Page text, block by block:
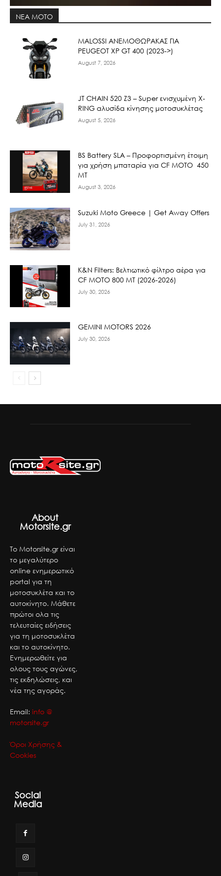
ΝΕΑ MOTO
ΜΑLOSSI ΑΝΕΜΟΘΩΡΑΚΑΣ ΓΙΑ
PEUGEOT XP GT 400 (2023->)
August 7, 2026
JT CHAIN 520 Ζ3 – Super ενισχυμένη X-
RING αλυσίδα κίνησης μοτοσυκλέτας
August 5, 2026
BS Battery SLA – Προφορτισμένη έτοιμη
για χρήση μπαταρία για CF MOTO 450
MT
August 3, 2026
Suzuki Moto Greece | Get Away Offers
July 31, 2026
K&N Filters: Βελτιωτικό φίλτρο αέρα για
CF ΜΟΤΟ 800 ΜΤ (2026-2026)
July 30, 2026
GEMINI MOTORS 2026
July 30, 2026
About
Motorsite.gr
Το Motorsite.gr είναι
το μεγαλύτερο
online ενημερωτικό
portal για τη
μοτοσυκλέτα και το
αυτοκίνητο. Μάθετε
πρώτοι ολα τις
τελευταίες ειδήσεις
για τη μοτοσυκλέτα
και το αυτοκίνητο.
Ενημερωθείτε για
ολους τους αγώνες,
τις εκδηλώσεις, και
νέα της αγοράς.
Email: info @
motorsite.gr
Όροι Χρήσης &
Cookies
Social
Media